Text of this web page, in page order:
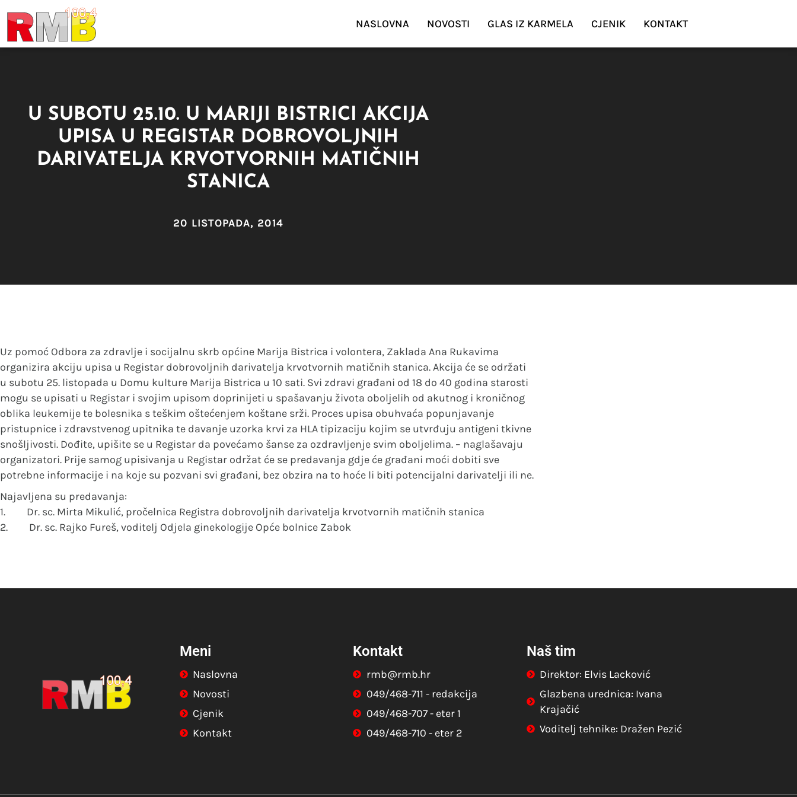
NASLOVNA NOVOSTI GLAS IZ KARMELA CJENIK KONTAKT
U SUBOTU 25.10. U MARIJI BISTRICI AKCIJA
UPISA U REGISTAR DOBROVOLJNIH
DARIVATELJA KRVOTVORNIH MATIČNIH
STANICA
20 LISTOPADA, 2014
Uz pomoć Odbora za zdravlje i socijalnu skrb općine Marija Bistrica i volontera, Zaklada Ana Rukavima
organizira akciju upisa u Registar dobrovoljnih darivatelja krvotvornih matičnih stanica. Akcija će se održati
u subotu 25. listopada u Domu kulture Marija Bistrica u 10 sati. Svi zdravi građani od 18 do 40 godina starosti
mogu se upisati u Registar i svojim upisom doprinijeti u spašavanju života oboljelih od akutnog i kroničnog
oblika leukemije te bolesnika s teškim oštećenjem koštane srži. Proces upisa obuhvaća popunjavanje
pristupnice i zdravstvenog upitnika te davanje uzorka krvi za HLA tipizaciju kojim se utvrđuju antigeni tkivne
snošljivosti. Dođite, upišite se u Registar da povećamo šanse za ozdravljenje svim oboljelima. – naglašavaju
organizatori. Prije samog upisivanja u Registar održat će se predavanja gdje će građani moći dobiti sve
potrebne informacije i na koje su pozvani svi građani, bez obzira na to hoće li biti potencijalni darivatelji ili ne.
Najavljena su predavanja:
1. Dr. sc. Mirta Mikulić, pročelnica Registra dobrovoljnih darivatelja krvotvornih matičnih stanica
2. Dr. sc. Rajko Fureš, voditelj Odjela ginekologije Opće bolnice Zabok
Meni
Naslovna
Novosti
Cjenik
Kontakt
Kontakt
rmb@rmb.hr
049/468-711 - redakcija
049/468-707 - eter 1
049/468-710 - eter 2
Naš tim
Direktor: Elvis Lacković
Glazbena urednica: Ivana
Krajačić
Voditelj tehnike: Dražen Pezić